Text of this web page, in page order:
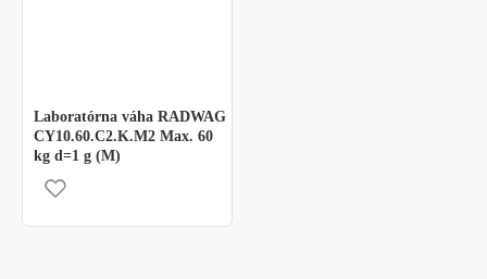
Laboratórna váha RADWAG
CY10.60.C2.K.M2 Max. 60
kg d=1 g (M)